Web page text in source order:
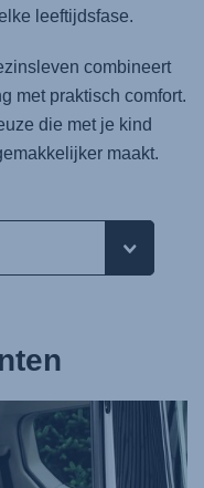
leeftijdsfase.
combineert
met praktisch comfort.
die met je kind
maakt.